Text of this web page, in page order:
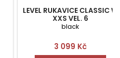
LEVEL RUKAVICE CLASSIC W
XXS VEL. 6
black
Cena
3 099 Kč